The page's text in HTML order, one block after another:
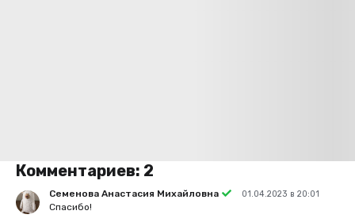
Комментариев: 2
Семенова Анастасия Михайловна 01.04.2023 в 20:01
Спасибо!